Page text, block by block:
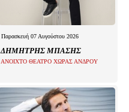
Παρασκευή 07 Αυγούστου 2026
ΔΗΜΗΤΡΗΣ ΜΠΑΣΗΣ
ΑΝΟΙΧΤΟ ΘΕΑΤΡΟ ΧΩΡΑΣ ΑΝΔΡΟΥ